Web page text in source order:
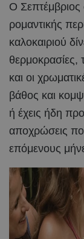
Ο Σεπτέμβριος
ρομαντικής
καλοκαιριού
θερμοκρασίες,
και οι
βάθος και
ή έχεις ήδη
αποχρώσεις
επόμενους